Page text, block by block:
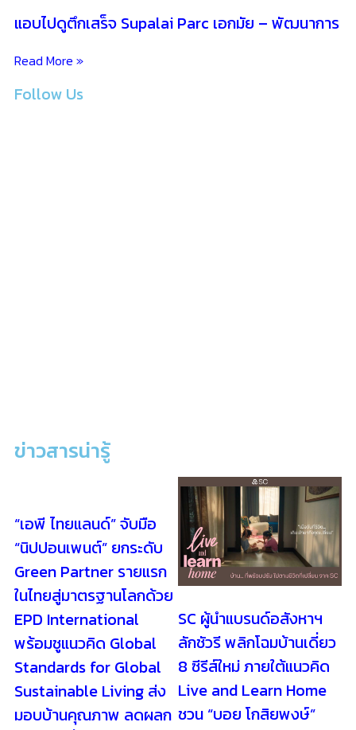
แอบไปดูตึกเสร็จ Supalai Parc เอกมัย – พัฒนาการ
Read More »
Follow Us
ข่าวสารน่ารู้
“เอพี ไทยแลนด์” จับมือ
“นิปปอนเพนต์” ยกระดับ
Green Partner รายแรก
ในไทยสู่มาตรฐานโลกด้วย
EPD International
พร้อมชูแนวคิด Global
Standards for Global
Sustainable Living ส่ง
มอบบ้านคุณภาพ ลดผลก
SC ผู้นำแบรนด์อสังหาฯ
ลักชัวรี พลิกโฉมบ้านเดี่ยว
8 ซีรีส์ใหม่ ภายใต้แนวคิด
Live and Learn Home
ชวน “บอย โกสิยพงษ์”